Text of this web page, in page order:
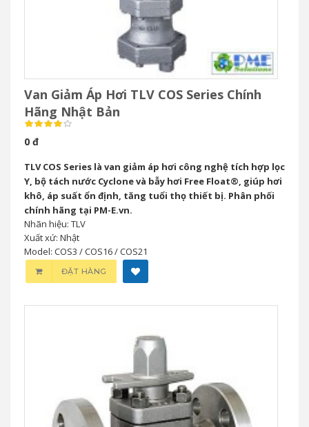
Van Giảm Áp Hơi TLV COS Series Chính
Hãng Nhật Bản
0 đ
TLV COS Series là van giảm áp hơi công nghệ tích hợp lọc
Y, bộ tách nước Cyclone và bẫy hơi Free Float®, giúp hơi
khô, áp suất ổn định, tăng tuổi thọ thiết bị. Phân phối
chính hãng tại PM-E.vn.
Nhãn hiệu: TLV
Xuất xứ: Nhật
Model: COS3 / COS16 / COS21
ĐẶT HÀNG